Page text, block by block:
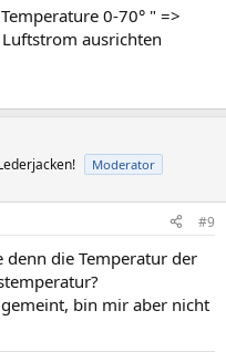
0-70° " =>
ausrichten
Moderator
#9
die Temperatur der
bin mir aber nicht